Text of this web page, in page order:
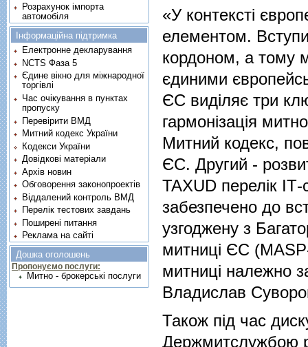
«У контексті
елементом.
кордоном, а тому
єдиними
ЄС виділяє три
гармонізація
Митний кодекс,
ЄС. Другий -
TAXUD перелік
забезпечено до
узгоджену з
митниці ЄС
митниці належно
Владислав
Також під час
Держмитслужбою
Розрахунок імпорта
автомобіля
Інформаційна підтримка
Електронне декларування
NCTS Фаза 5
Єдине вікно для міжнародної
торгівлі
Час очікування в пунктах
пропуску
Перевірити ВМД
Митний кодекс України
Кодекси України
Довідкові матеріали
Архів новин
Обговорення законопроектів
Віддалений контроль ВМД
Перелік тестових завдань
Поширені питання
Реклама на сайті
Дошка оголошень
Пропонуємо послуги:
Митно - брокерські послуги